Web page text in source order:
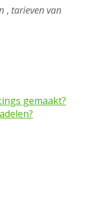
, tarieven van
gemaakt?